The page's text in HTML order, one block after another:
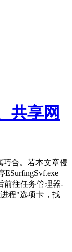
共享网
巧合。若本文章侵
前往任务管理器-
程"选项卡，找